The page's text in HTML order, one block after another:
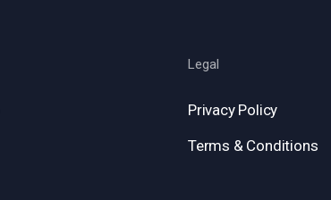
Legal
Privacy Policy
Terms & Conditions